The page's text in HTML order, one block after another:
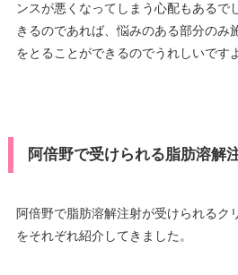
ンスが悪くなってしまう心配もあるで
きるのであれば、悩みのある部分のみ
をとることができるのでうれしいです
阿倍野で受けられる脂肪溶解
阿倍野で脂肪溶解注射が受けられるク
をそれぞれ紹介してきました。